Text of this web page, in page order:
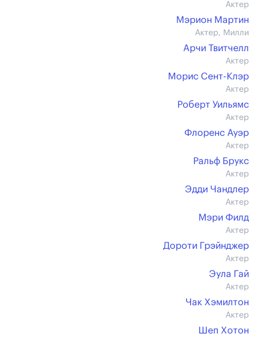
Актер
Мэрион Мартин
Актер, Милли
Арчи Твитчелл
Актер
Морис Сент-Клэр
Актер
Роберт Уильямс
Актер
Флоренс Ауэр
Актер
Ральф Брукс
Актер
Эдди Чандлер
Актер
Мэри Филд
Актер
Дороти Грэйнджер
Актер
Эула Гай
Актер
Чак Хэмилтон
Актер
Шеп Хотон